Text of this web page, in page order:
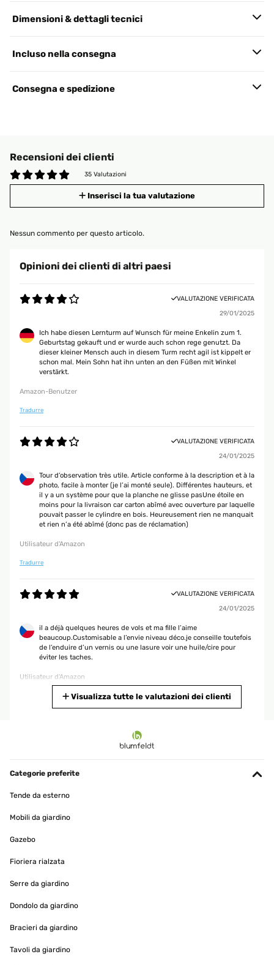
Dimensioni & dettagli tecnici
Incluso nella consegna
Consegna e spedizione
Recensioni dei clienti
35 Valutazioni
Inserisci la tua valutazione
Nessun commento per questo articolo.
Opinioni dei clienti di altri paesi
VALUTAZIONE VERIFICATA
29/01/2025
Ich habe diesen Lernturm auf Wunsch für meine Enkelin zum 1.
Geburtstag gekauft und er wurde auch schon rege genutzt. Da
dieser kleiner Mensch auch in diesem Turm recht agil ist kippelt er
schon mal. Mein Sohn hat ihn unten an den Füßen mit Winkel
verstärkt.
Amazon-Benutzer
Tradurre
VALUTAZIONE VERIFICATA
24/01/2025
Tour d’observation très utile. Article conforme à la description et à la
photo, facile à monter (je l’ai monté seule). Différentes hauteurs, et
il y a un système pour que la planche ne glisse pasUne étoile en
moins pour la livraison car carton abîmé avec ouverture par laquelle
pouvait passer le cylindre en bois. Heureusement rien ne manquait
et rien n’a été abîmé (donc pas de réclamation)
Utilisateur d'Amazon
Tradurre
VALUTAZIONE VERIFICATA
24/01/2025
il a déjà quelques heures de vols et ma fille l’aime
beaucoup.Customisable a l’envie niveau déco.je conseille toutefois
de l’enduire d’un vernis ou une lasure voir une huile/cire pour
éviter les taches.
Utilisateur d'Amazon
tenir debout. Tellement curieux, il grimpait sur cette tour et me
continue d’utiliser cette tour pour m’aider à faire des gâteaux.
Visualizza tutte le valutazioni dei clienti
Categorie preferite
Tende da esterno
Mobili da giardino
Gazebo
Fioriera rialzata
Serre da giardino
Dondolo da giardino
Bracieri da giardino
Tavoli da giardino